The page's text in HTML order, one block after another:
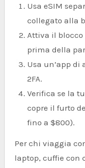
Usa eSIM
collegato alla
Attiva il blocco
prima della
Usa un’app di
2FA.
Verifica se la
copre il furto
fino a $800).
Per chi viaggia
laptop, cuffie con